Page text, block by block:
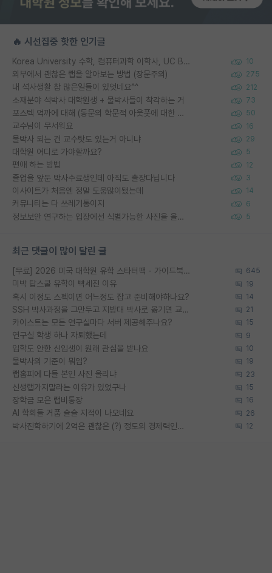
🔥 시선집중 핫한 인기글
Korea University 수학, 컴퓨터과학 이학사, UC Berkeley 산업공학 대학원 공학박사가 되는 것은 쉽지 않겠죠? 10
외부에서 괜찮은 랩을 알아보는 방법 (장문주의) 275
내 석사생활 참 많은일들이 있엇네요^^ 212
소재분야 석박사 대학원생 + 물박사들이 착각하는 거 73
포스텍 억까에 대해 (동문의 학문적 아웃풋에 대한 반박) 50
교수님이 무서워요 16
물박사 되는 건 교수탓도 있는거 아니냐 29
대학원 어디로 가야할까요? 5
편애 하는 방법 12
졸업을 앞둔 박사수료생인데 아직도 출장다닙니다 3
이사이트가 처음엔 정말 도움많이됐는데 14
커뮤니티는 다 쓰레기통이지 6
정보보안 연구하는 입장에선 식별가능한 사진을 올리는건 비추이긴함 5
최근 댓글이 많이 달린 글
[무료] 2026 미국 대학원 유학 스타터팩 - 가이드북 & 합격자 컨택메일 템플릿 645
미박 탑스쿨 유학이 빡세진 이유 19
혹시 이정도 스펙이면 어느정도 잡고 준비해야하나요? 14
SSH 박사과정을 그만두고 지방대 박사로 옮기면 교수의 꿈은 끝일까요? 21
카이스트는 모든 연구실마다 서버 제공해주나요? 15
연구실 학생 하나 자퇴했는데 9
입학도 안한 신입생이 원래 관심을 받나요 10
물박사의 기준이 뭐임? 19
랩홈피에 다들 본인 사진 올리냐 23
신생랩가지말라는 이유가 있었구나 15
장학금 모은 랩비통장 16
AI 학회들 거품 슬슬 지적이 나오네요 26
박사진학하기에 2억은 괜찮은 (?) 정도의 경제력인가요 12